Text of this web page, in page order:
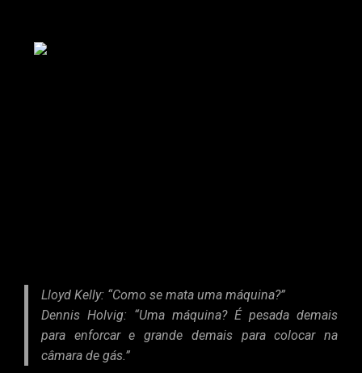
Lloyd Kelly: “Como se mata uma máquina?”
Dennis Holvig: “Uma máquina? É pesada demais
para enforcar e grande demais para colocar na
câmara de gás.”